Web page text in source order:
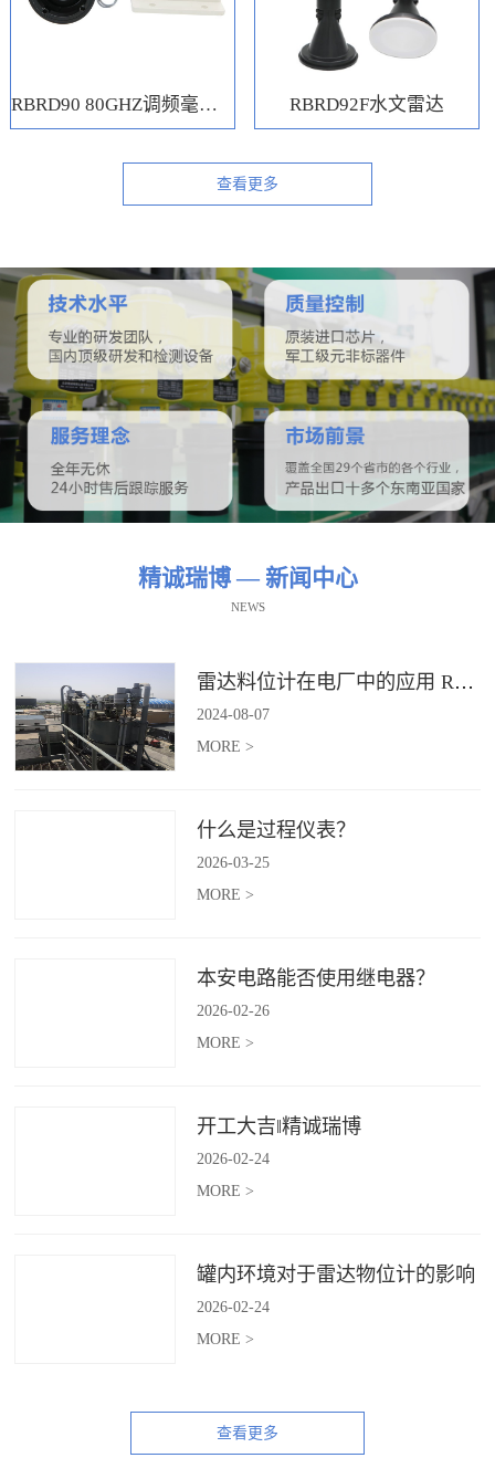
RBRD90 80GHZ调频毫米波水位计 RBRD92F水文雷达
查看更多
精诚瑞博 — 新闻中心
NEWS
雷达料位计在电厂中的应用 RBRDZB-71-6-C
2024-08-07
MORE >
什么是过程仪表？
2026-03-25
MORE >
本安电路能否使用继电器？
2026-02-26
MORE >
开工大吉‖精诚瑞博
2026-02-24
MORE >
罐内环境对于雷达物位计的影响
2026-02-24
MORE >
查看更多